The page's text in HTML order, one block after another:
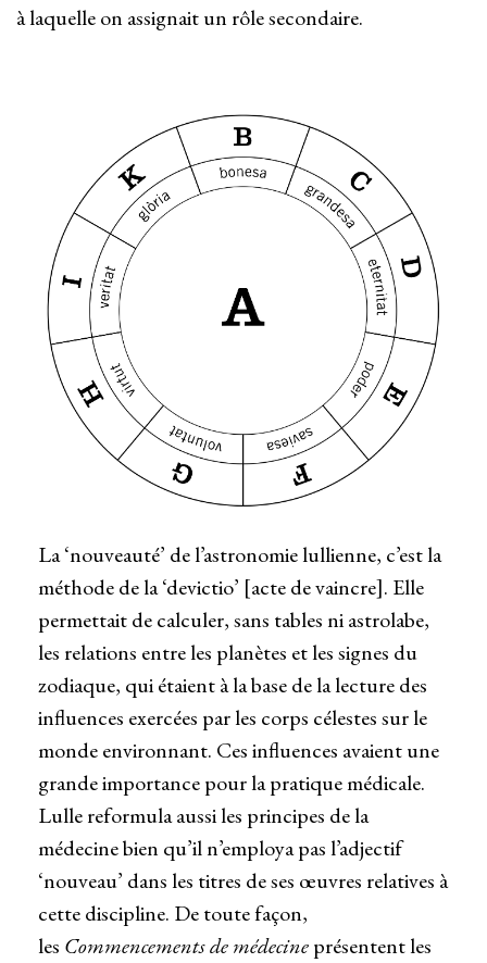
à laquelle on assignait un rôle secondaire.
La ‘nouveauté’ de l’astronomie lullienne, c’est la
méthode de la ‘devictio’ [acte de vaincre]. Elle
permettait de calculer, sans tables ni astrolabe,
les relations entre les planètes et les signes du
zodiaque, qui étaient à la base de la lecture des
influences exercées par les corps célestes sur le
monde environnant. Ces influences avaient une
grande importance pour la pratique médicale.
Lulle reformula aussi les principes de la
médecine bien qu’il n’employa pas l’adjectif
‘nouveau’ dans les titres de ses œuvres relatives à
cette discipline. De toute façon,
les Commencements de médecineprésentent les